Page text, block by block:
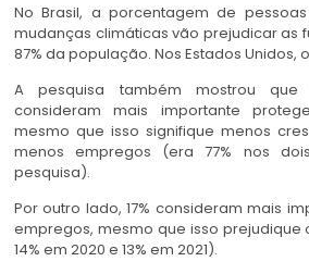
No Brasil, a porcentagem de
mudanças climáticas vão prejudicar as
87% da população. Nos Estados Unidos,
A pesquisa também mostrou que
consideram mais importante
mesmo que isso signifique menos
menos empregos (era 77% nos
pesquisa).
Por outro lado, 17% consideram mais
empregos, mesmo que isso prejudique
14% em 2020 e 13% em 2021).